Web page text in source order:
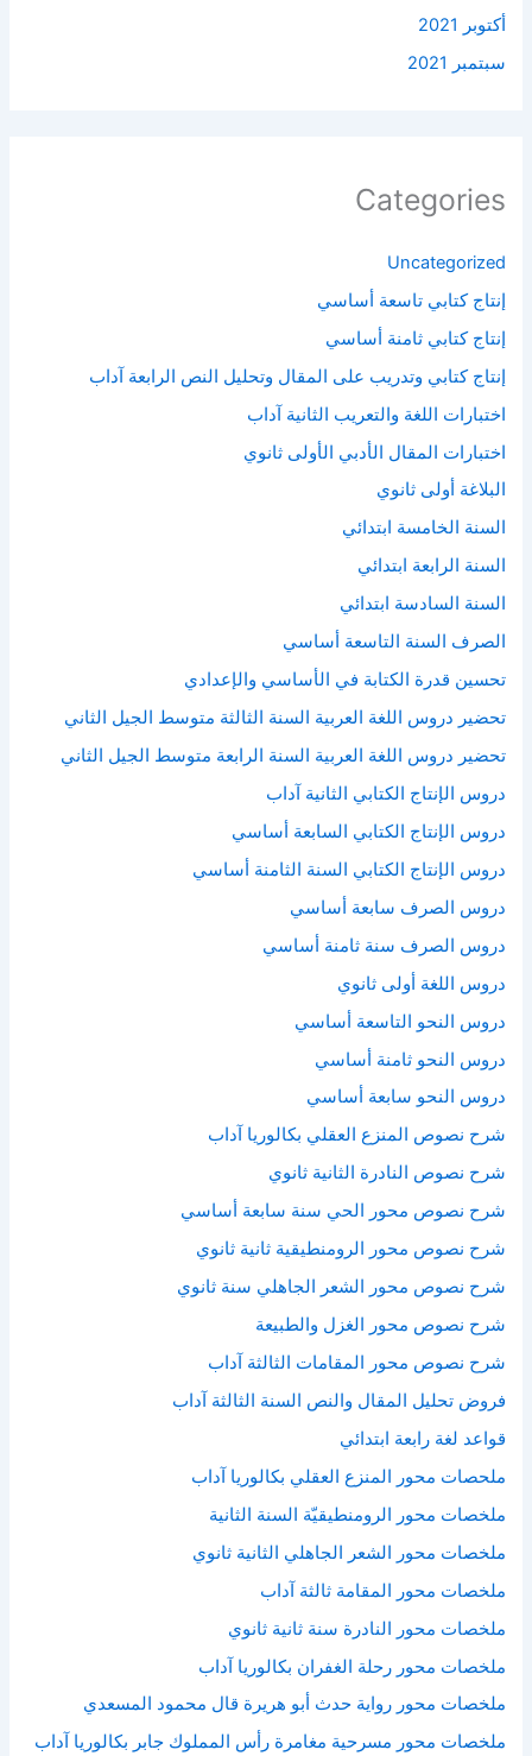
أكتوبر 2021
سبتمبر 2021
Categories
Uncategorized
إنتاج كتابي تاسعة أساسي
إنتاج كتابي ثامنة أساسي
إنتاج كتابي وتدريب على المقال وتحليل النص الرابعة آداب
اختبارات اللغة والتعريب الثانية آداب
اختبارات المقال الأدبي الأولى ثانوي
البلاغة أولى ثانوي
السنة الخامسة ابتدائي
السنة الرابعة ابتدائي
السنة السادسة ابتدائي
الصرف السنة التاسعة أساسي
تحسين قدرة الكتابة في الأساسي والإعدادي
تحضير دروس اللغة العربية السنة الثالثة متوسط الجيل الثاني
تحضير دروس اللغة العربية السنة الرابعة متوسط الجيل الثاني
دروس الإنتاج الكتابي الثانية آداب
دروس الإنتاج الكتابي السابعة أساسي
دروس الإنتاج الكتابي السنة الثامنة أساسي
دروس الصرف سابعة أساسي
دروس الصرف سنة ثامنة أساسي
دروس اللغة أولى ثانوي
دروس النحو التاسعة أساسي
دروس النحو ثامنة أساسي
دروس النحو سابعة أساسي
شرح نصوص المنزع العقلي بكالوريا آداب
شرح نصوص النادرة الثانية ثانوي
شرح نصوص محور الحي سنة سابعة أساسي
شرح نصوص محور الرومنطيقية ثانية ثانوي
شرح نصوص محور الشعر الجاهلي سنة ثانوي
شرح نصوص محور الغزل والطبيعة
شرح نصوص محور المقامات الثالثة آداب
فروض تحليل المقال والنص السنة الثالثة آداب
قواعد لغة رابعة ابتدائي
ملحصات محور المنزع العقلي بكالوريا آداب
ملخصات محور الرومنطيقيّة السنة الثانية
ملخصات محور الشعر الجاهلي الثانية ثانوي
ملخصات محور المقامة ثالثة آداب
ملخصات محور النادرة سنة ثانية ثانوي
ملخصات محور رحلة الغفران بكالوريا آداب
ملخصات محور رواية حدث أبو هريرة قال محمود المسعدي
ملخصات محور مسرحية مغامرة رأس المملوك جابر بكالوريا آداب